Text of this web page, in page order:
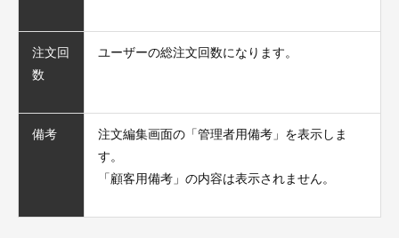
注文回
数
ユーザーの総注文回数になります。
備考
注文編集画面の「管理者用備考」を表示しま
す。
「顧客用備考」の内容は表示されません。